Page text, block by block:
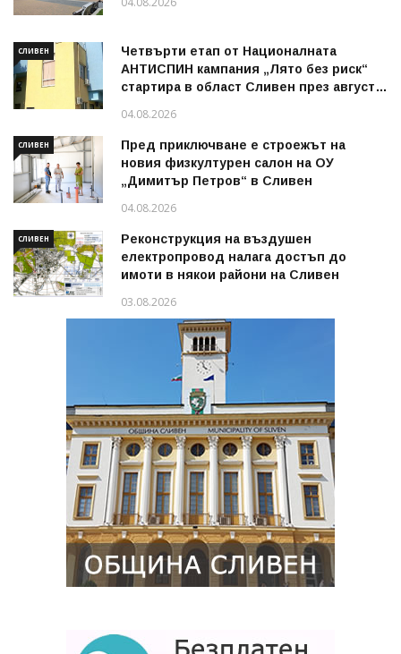
СЛИВЕН
Четвърти етап от Националната
АНТИСПИН кампания „Лято без риск“
стартира в област Сливен през август
04.08.2026
СЛИВЕН
Пред приключване е строежът на
новия физкултурен салон на ОУ
„Димитър Петров“ в Сливен
04.08.2026
СЛИВЕН
Реконструкция на въздушен
електропровод налага достъп до
имоти в някои райони на Сливен
03.08.2026